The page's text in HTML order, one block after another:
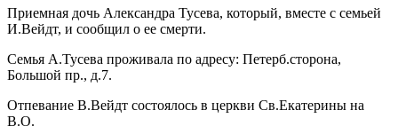
Приемная дочь Александра Тусева, который, вместе с семьей
И.Вейдт, и сообщил о ее смерти.
Семья А.Тусева проживала по адресу: Петерб.сторона,
Большой пр., д.7.
Отпевание В.Вейдт состоялось в церкви Св.Екатерины на
В.О.